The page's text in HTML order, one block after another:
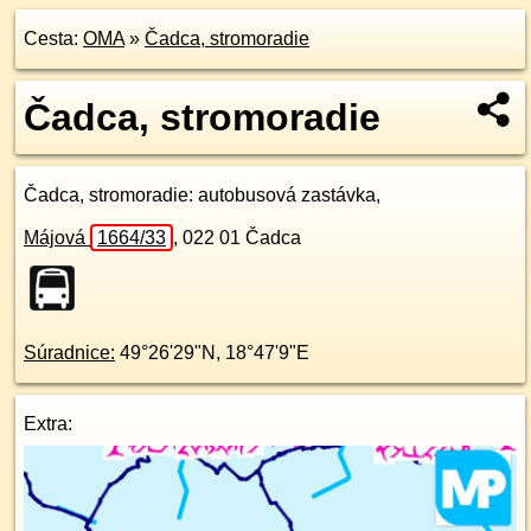
Cesta: OMA» Čadca, stromoradie
Čadca, stromoradie
Čadca, stromoradie: autobusová zastávka,
Májová 1664/33 , 022 01 Čadca
Súradnice: 49°26'29"N , 18°47'9"E
Extra: